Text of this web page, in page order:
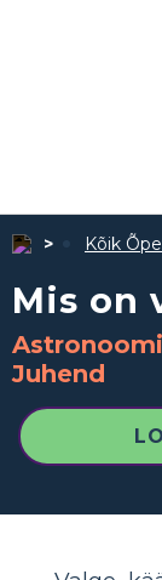
Kõik
Mis on
Juhend